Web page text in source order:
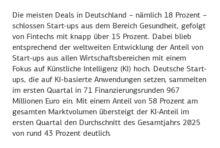
Die meisten Deals in Deutschland – nämlich 18 Prozent –
schlossen Start-ups aus dem Bereich Gesundheit, gefolgt
von Fintechs mit knapp über 15 Prozent. Dabei blieb
entsprechend der weltweiten Entwicklung der Anteil von
Start-ups aus allen Wirtschaftsbereichen mit einem
Fokus auf Künstliche Intelligenz (KI) hoch. Deutsche Start-
ups, die auf KI-basierte Anwendungen setzen, sammelten
im ersten Quartal in 71 Finanzierungsrunden 967
Millionen Euro ein. Mit einem Anteil von 58 Prozent am
gesamten Marktvolumen übersteigt der KI-Anteil im
ersten Quartal den Durchschnitt des Gesamtjahrs 2025
von rund 43 Prozent deutlich.